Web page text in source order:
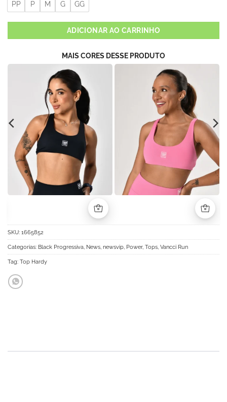
PP P M G GG
ADICIONAR AO CARRINHO
MAIS CORES DESSE PRODUTO
SKU: 1665852
Categorias: Black Progressiva, News, newsvip, Power, Tops, Vancci Run
Tag: Top Hardy